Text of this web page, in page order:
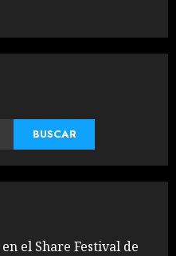
BUSCAR
el Share Festival de